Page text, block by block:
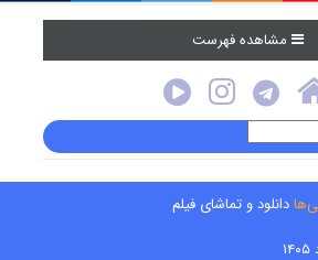
مشاهده فهرست
دانلود و تماشای فیلم